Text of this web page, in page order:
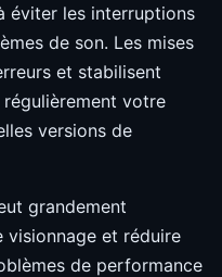
éviter les interruptions
de son. Les mises
et stabilisent
régulièrement votre
versions de
grandement
visionnage et réduire
de performance